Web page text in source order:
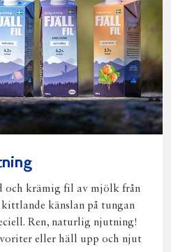
och krämig fil av mjölk från
känslan på tungan
Ren, naturlig njutning!
eller häll upp och njut